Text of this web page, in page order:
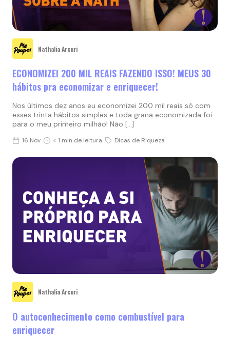
Nathalia Arcuri
ECONOMIZEI 200 MIL REAIS FAZENDO ISSO! MEUS 30
hábitos pra economizar e enriquecer!
Nos últimos dez anos eu economizei 200 mil reais só com
esses trinta hábitos simples e toda grana economizada foi
para o meu primeiro milhão! Não […]
16 Nov < 1 min de leitura Dicas de Riqueza
Nathalia Arcuri
O autoconhecimento como combustível para
enriquecer